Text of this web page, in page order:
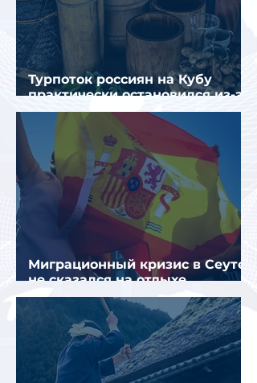
Турпоток россиян на Кубу
практически остановился из-за
отсутствия прямых рейсов
Миграционный кризис в Сеуте
не сказался на отдыхе
российских туристов в Испании